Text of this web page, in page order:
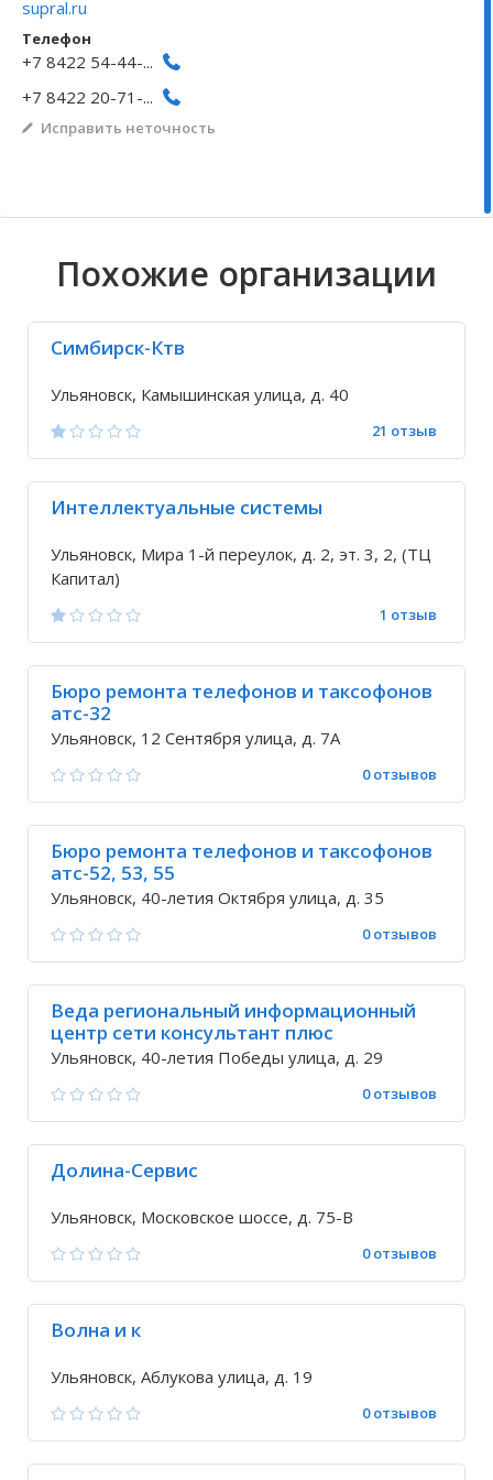
Волгоградская область
Кировоградская область
Восточно-Казахстанская область
Архангельское
supral.ru
Телефон
+7 8422 54-44-...
+7 8422 20-71-...
Исправить неточность
Похожие организации
Симбирск-Ктв
Ульяновск, Камышинская улица, д. 40
21 отзыв
Интеллектуальные системы
Ульяновск, Мира 1-й переулок, д. 2, эт. 3, 2, (ТЦ
Капитал)
1 отзыв
Бюро ремонта телефонов и таксофонов
атс-32
Ульяновск, 12 Сентября улица, д. 7А
0 отзывов
Бюро ремонта телефонов и таксофонов
атс-52, 53, 55
Ульяновск, 40-летия Октября улица, д. 35
0 отзывов
Веда региональный информационный
центр сети консультант плюс
Ульяновск, 40-летия Победы улица, д. 29
0 отзывов
Долина-Сервис
Ульяновск, Московское шоссе, д. 75-В
0 отзывов
Волна и к
Ульяновск, Аблукова улица, д. 19
0 отзывов